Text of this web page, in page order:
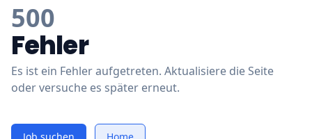
500
Fehler
Es ist ein Fehler aufgetreten. Aktualisiere die Seite
oder versuche es später erneut.